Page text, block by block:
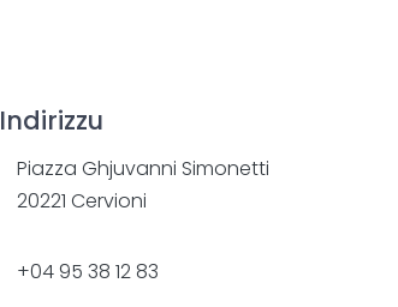
Indirizzu
Piazza Ghjuvanni Simonetti
20221 Cervioni
+04 95 38 12 83